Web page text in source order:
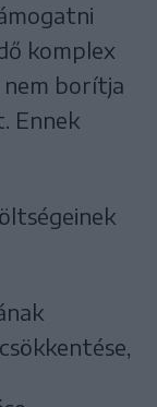
komplex
nem borítja
Ennek